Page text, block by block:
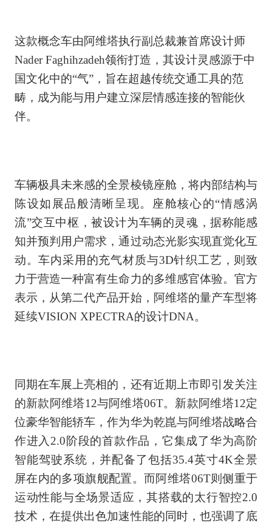
这款概念车由阿维塔执行副总裁兼首席设计师
Nader Faghihzadeh领衔打造，其设计灵感源于中
国文化中的“气”，旨在超越传统交通工具的范
畴，成为能与用户建立深层情感连接的智能伙
伴。
车辆极具未来感的全景棱镜座舱，将内部结构与
陈设如展品般清晰呈现。座舱核心的“情感涡
流”交互中枢，被设计为车辆的灵魂，据称能感
知并预判用户需求，通过动态光影实现直觉化互
动。车内采用的充气材质与3D针织工艺，则致
力于营造一种富有生命力的多维感官体验。官方
表示，从第二代产品开始，阿维塔的量产车型将
延续VISION XPECTRA的设计DNA。
同期在车展上亮相的，还有近期上市即引发关注
的新款阿维塔12与阿维塔06T。新款阿维塔12定
位豪华智能轿车，作为华为乾崑与阿维塔战略合
作进入2.0阶段的首款作品，它集成了华为高阶
智能驾驶系统，并配备了包括35.4英寸4K全景
屏在内的多项旗舰配置。而阿维塔06T则侧重于
运动性能与全场景适应，其搭载的太行智控2.0
技术，在提供出色加速性能的同时，也强调了底